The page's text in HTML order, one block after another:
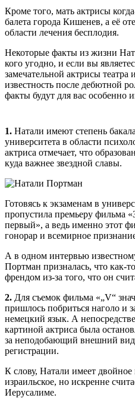
Кроме того, мать актрисы
балета города Кишенев, а её
области лечения бесплодия.
Некоторые факты из жизни
кого угодно, и если вы
замечательной актрисы
известность после дебютной
факты будут для вас особенно
1. Натали имеют степень
университета в области
актриса отмечает, что
куда важнее звездной славы.
Готовясь к экзаменам в
пропустила премьеру фильма
первый», а ведь именно этот
гонорар и всемирное
А в одном интервью
Портман призналась, что как-
френдом из-за того, что он
2. Для съемок фильма «„V“
пришлось побриться наголо и
немецкий язык. А
картиной актриса была
за неподобающий внешний
регистрации.
К слову, Натали имеет
израильское, но искренне
Иерусалиме.